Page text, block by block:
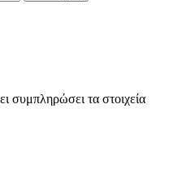
συμπληρώσει τα στοιχεία